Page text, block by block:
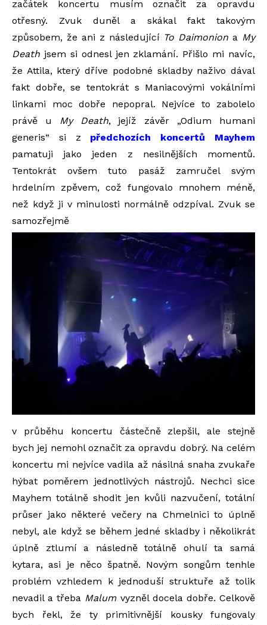
začátek koncertu musím označit za opravdu
otřesný. Zvuk duněl a skákal fakt takovým
způsobem, že ani z následující To Daimoniona My
Death jsem si odnesl jen zklamání. Přišlo mi navíc,
že Attila, který dříve podobné skladby naživo dával
fakt dobře, se tentokrát s Maniacovými vokálními
linkami moc dobře nepopral. Nejvíce to zabolelo
právě u My Death, jejíž závěr „Odium humani
generis“ si z předchozích koncertů Mayhem
pamatuji jako jeden z nesilnějších momentů.
Tentokrát ovšem tuto pasáž zamručel svým
hrdelním zpěvem, což fungovalo mnohem méně,
než když ji v minulosti normálně odzpíval. Zvuk se
samozřejmě
v průběhu koncertu částečně zlepšil, ale stejně
bych jej nemohl označit za opravdu dobrý. Na celém
koncertu mi nejvíce vadila až násilná snaha zvukaře
hýbat poměrem jednotlivých nástrojů. Nechci sice
Mayhem totálně shodit jen kvůli nazvučení, totální
průser jako některé večery na Chmelnici to úplně
nebyl, ale když se během jedné skladby i několikrát
úplně ztlumí a následně totálně ohulí ta samá
kytara, asi je něco špatně. Novým songům tenhle
problém vzhledem k jednoduší struktuře až tolik
nevadil a třeba Malumvyzněl docela dobře. Celkově
bych řekl, že ty primitivnější kousky fungovaly